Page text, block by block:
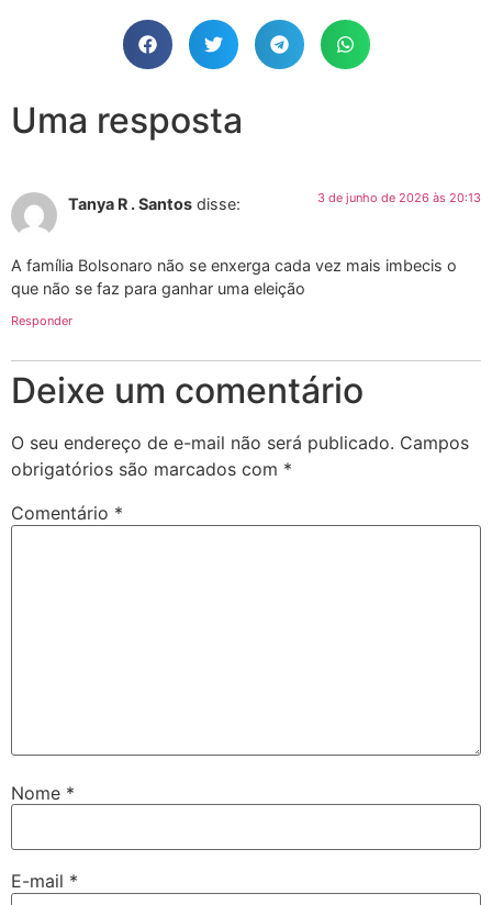
Uma resposta
Tanya R . Santos disse: 3 de junho de 2026 às 20:13
A família Bolsonaro não se enxerga cada vez mais imbecis o
que não se faz para ganhar uma eleição
Responder
Deixe um comentário
O seu endereço de e-mail não será publicado. Campos
obrigatórios são marcados com *
Comentário *
Nome *
E-mail *